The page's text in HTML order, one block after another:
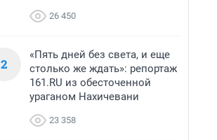
26 450
2
«Пять дней без света, и еще
столько же ждать»: репортаж
161.RU из обесточенной
ураганом Нахичевани
23 358